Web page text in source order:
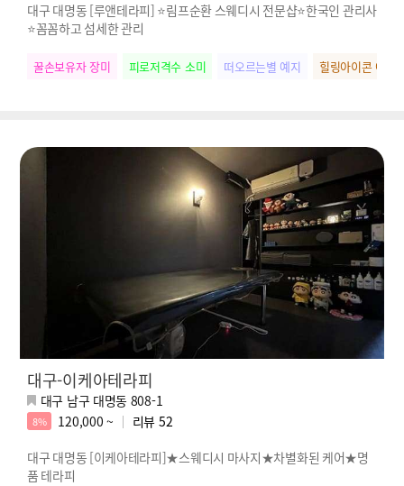
대구 대명동 [루앤테라피] ⭐림프순환 스웨디시 전문샵⭐한국인 관리사
⭐꼼꼼하고 섬세한 관리
꿀손보유자 장미 피로저격수 소미 떠오르는별 예지 힐링아이콘 아영
대구-이케아테라피
대구 남구 대명동 808-1
8% 120,000 ~ 리뷰 52
대구 대명동 [이케아테라피]★스웨디시 마사지★차별화된 케어★명
품 테라피